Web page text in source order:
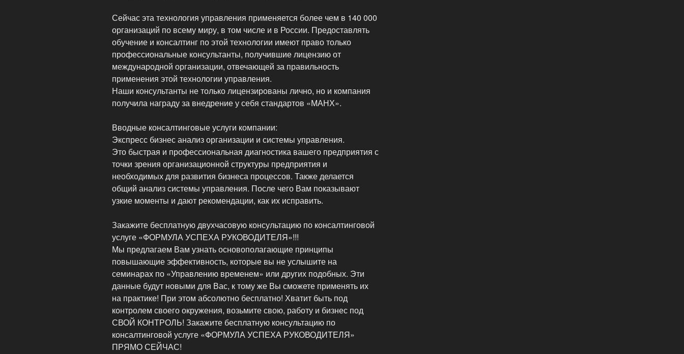
Сейчас эта технология управления применяется более чем в 140 000
организаций по всему миру, в том числе и в России. Предоставлять
обучение и консалтинг по этой технологии имеют право только
профессиональные консультанты, получившие лицензию от
международной организации, отвечающей за правильность
применения этой технологии управления.
Наши консультанты не только лицензированы лично, но и компания
получила награду за внедрение у себя стандартов «МАНХ».
Вводные консалтинговые услуги компании:
Экспресс бизнес анализ организации и системы управления.
Это быстрая и профессиональная диагностика вашего предприятия с
точки зрения организационной структуры предприятия и
необходимых для развития бизнеса процессов. Также делается
общий анализ системы управления. После чего Вам показывают
узкие моменты и дают рекомендации, как их исправить.
Закажите бесплатную двухчасовую консультацию по консалтинговой
услуге «ФОРМУЛА УСПЕХА РУКОВОДИТЕЛЯ»!!!
Мы предлагаем Вам узнать основополагающие принципы
повышающие эффективность, которые вы не услышите на
семинарах по «Управлению временем» или других подобных. Эти
данные будут новыми для Вас, к тому же Вы сможете применять их
на практике! При этом абсолютно бесплатно! Хватит быть под
контролем своего окружения, возьмите свою, работу и бизнес под
СВОЙ КОНТРОЛЬ! Закажите бесплатную консультацию по
консалтинговой услуге «ФОРМУЛА УСПЕХА РУКОВОДИТЕЛЯ»
ПРЯМО СЕЙЧАС!